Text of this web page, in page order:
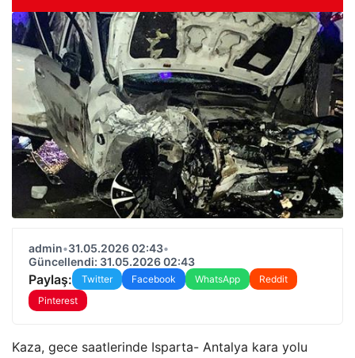
admin•31.05.2026 02:43•
Güncellendi: 31.05.2026 02:43
Paylaş: Twitter Facebook WhatsApp
Reddit
Pinterest
Kaza, gece saatlerinde Isparta- Antalya kara yolu